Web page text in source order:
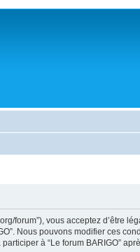
forum”), vous acceptez
Nous pouvons modifier ces
à “Le forum BARIGO”